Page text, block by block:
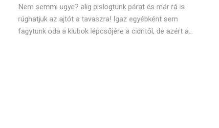
Nem semmi ugye? alig pislogtunk párat és már rá is
rúghatjuk az ajtót a tavaszra! Igaz egyébként sem
fagytunk oda a klubok lépcsőjére a cidritől, de azért a...